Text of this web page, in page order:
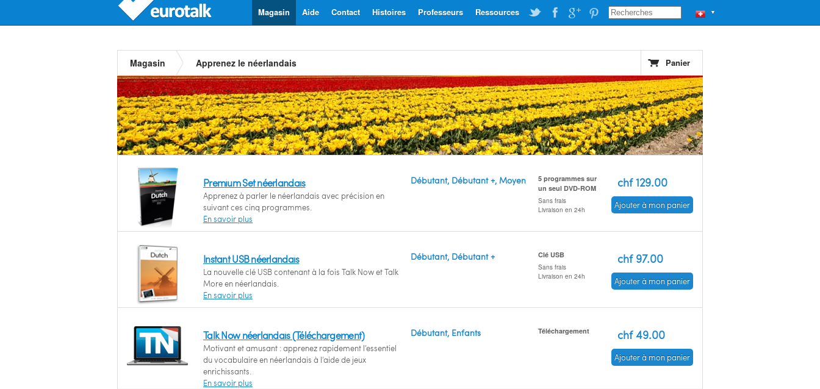
▼
Ressources
Professeurs
Histoires
Contact
Aide
Magasin
Magasin Apprenez le néerlandais Panier
Premium Set néerlandais
Apprenez à parler le néerlandais avec précision en
suivant ces cinq programmes.
En savoir plus
Débutant, Débutant +, Moyen
5 programmes sur
un seul DVD-ROM
Sans frais
Livraison en 24h
chf 129.00
Ajouter à mon panier
Instant USB néerlandais
La nouvelle clé USB contenant à la fois Talk Now et Talk
More en néerlandais.
En savoir plus
Débutant, Débutant + Clé USB
Sans frais
Livraison en 24h
chf 97.00
Ajouter à mon panier
Talk Now néerlandais (Téléchargement)
Motivant et amusant : apprenez rapidement l’essentiel
du vocabulaire en néerlandais à l’aide de jeux
enrichissants.
En savoir plus
Débutant, Enfants Téléchargement chf 49.00
Ajouter à mon panier